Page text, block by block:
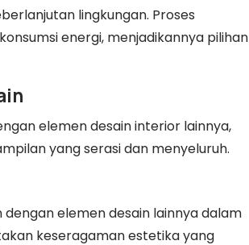
lingkungan. Proses
energi, menjadikannya pilihan
elemen desain interior lainnya,
yang serasi dan menyeluruh.
elemen desain lainnya dalam
keseragaman estetika yang